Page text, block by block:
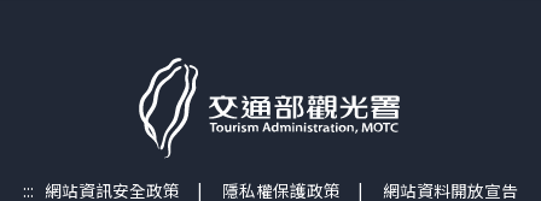
::: 網站資訊安全政策 | 隱私權保護政策 | 網站資料開放宣告